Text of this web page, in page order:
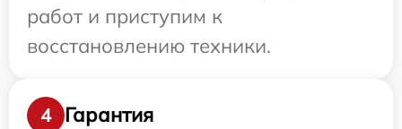
работ и приступим к
восстановлению техники.
4
Гарантия